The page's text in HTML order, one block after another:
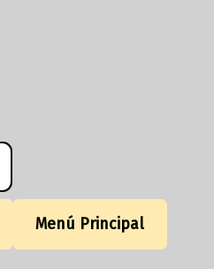
Menú Principal